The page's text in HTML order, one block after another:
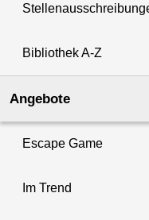
Bibliothek A-Z
Angebote
Escape Game
Im Trend